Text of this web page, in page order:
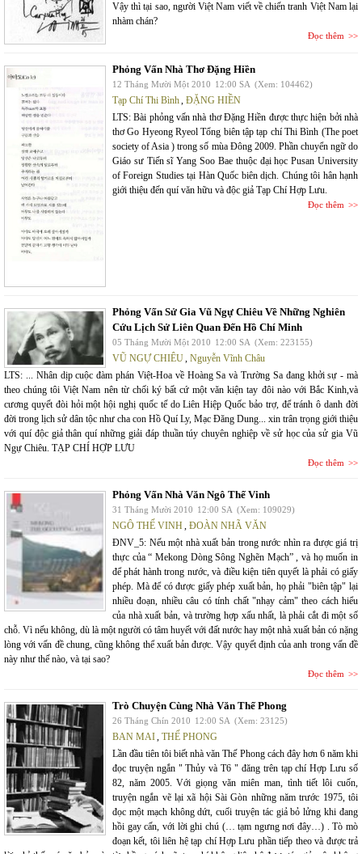
Vậy thì tại sao, người Việt Nam viết về chiến tranh Việt Nam lại
nhàm chán?
Đọc thêm
Phỏng Vấn Nhà Thơ Đặng Hiền
12 Tháng Mười Một 2010 12:00 SA (Xem: 104462)
Tạp Chí Thi Bình, ĐẶNG HIỀN
LTS: Bài phỏng vấn nhà thơ Đặng Hiền được thực hiện bởi nhà
thơ Go Hyeong Ryeol Tổng biên tập tạp chí Thi Bình (The poet
society of Asia ) trong số mùa Đông 2009. Phần chuyển ngữ do
Giáo sư Tiến sĩ Yang Soo Bae thuộc đại học Pusan University
of Foreign Studies tại Hàn Quốc biên dịch. Chúng tôi hân hạnh
giới thiệu đến quí văn hữu và độc giả Tạp Chí Hợp Lưu.
Đọc thêm
Phỏng Vấn Sử Gia Vũ Ngự Chiêu Về Những Nghiên
Cứu Lịch Sử Liên Quan Đến Hồ Chí Minh
05 Tháng Mười Một 2010 12:00 SA (Xem: 223155)
VŨ NGỰ CHIÊU, Nguyễn Vĩnh Châu
LTS: ... Nhân dịp cuộc đàm phán Việt-Hoa về Hoàng Sa và Trường Sa đang khởi sự - mà
theo chúng tôi Việt Nam nên từ chối ký bất cứ một văn kiện tay đôi nào với Bắc Kinh,và
cương quyết đòi hỏi một hội nghị quốc tế do Liên Hiệp Quốc bảo trợ, để tránh ô danh đời
đời trong lịch sử dân tộc như cha con Hồ Quí Ly, Mạc Đăng Dung... xin trân trọng giới thiệu
với quí độc giả thân quí những giải đáp thuần túy chuyên nghiệp về sử học của sử gia Vũ
Ngự Chiêu. TẠP CHÍ HỢP LƯU
Đọc thêm
Phỏng Vấn Nhà Văn Ngô Thế Vinh
31 Tháng Mười 2010 12:00 SA (Xem: 109029)
NGÔ THẾ VINH, ĐOÀN NHÃ VĂN
ĐNV_5: Nếu một nhà xuất bản trong nước nhìn ra được giá trị
thực của “ Mekong Dòng Sông Nghẽn Mạch” , và họ muốn in
để phát hành trong nước, và điều kiện tiên quyết là phải có giấy
phép. Mà để có được giấy phép xuất bản, họ phải "biên tập" lại
nhiều đoạn, nhiều câu có tính chất "nhạy cảm" theo cách hiểu
của nhà xuất bản, và trường hợp xấu nhất, là phải cắt đi một số
chỗ. Vì nếu không, dù là một người có tâm huyết với đất nước hay một nhà xuất bản có nặng
lòng với vấn đề chung, cũng không thể xuất bản được. Vậy quyết định của anh trong vấn đề
này như thế nào, và tại sao?
Đọc thêm
Trò Chuyện Cùng Nhà Văn Thế Phong
26 Tháng Chín 2010 12:00 SA (Xem: 23125)
BAN MAI, THẾ PHONG
Lần đầu tiên tôi biết nhà văn Thế Phong cách đây hơn 6 năm khi
đọc truyện ngắn " Thủy và T6 " đăng trên tạp chí Hợp Lưu số
82, năm 2005. Với giọng văn miên man, tình tiết lôi cuốn,
truyện ngắn vẽ lại xã hội Sài Gòn những năm trước 1975, tôi
đọc một mạch không dứt, cuối truyện tác giả bỏ lửng khi đang
hồi gay cấn, với lời ghi chú (… tạm ngưng nơi đây…) . Tò mò
đoạn kết, tôi liên hệ tạp chí Hợp Lưu phần tiếp theo và được trả